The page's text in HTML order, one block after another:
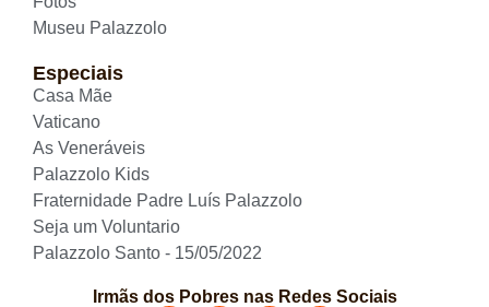
Museu Palazzolo
Especiais
Casa Mãe
Vaticano
As Veneráveis
Palazzolo Kids
Fraternidade Padre Luís Palazzolo
Seja um Voluntario
Palazzolo Santo - 15/05/2022
Irmãs dos Pobres nas Redes Sociais